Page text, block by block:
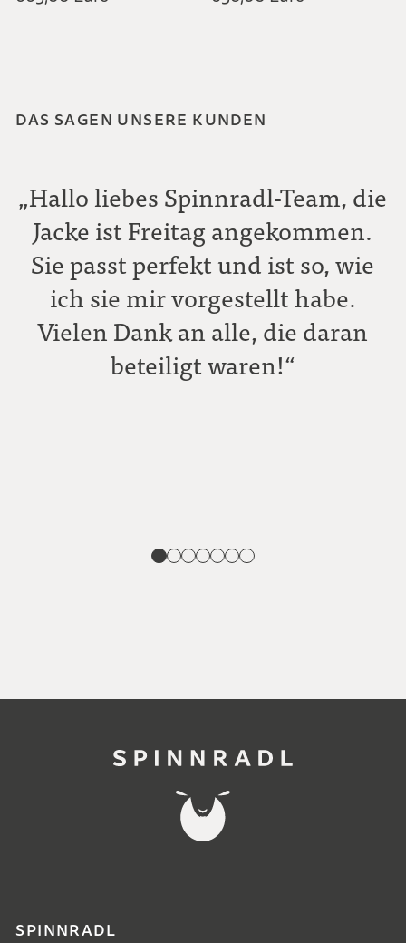
DAS SAGEN UNSERE KUNDEN
„Hallo liebes Spinnradl-Team, die
Jacke ist Freitag angekommen.
Sie passt perfekt und ist so, wie
ich sie mir vorgestellt habe.
Vielen Dank an alle, die daran
beteiligt waren!“
SPINNRADL